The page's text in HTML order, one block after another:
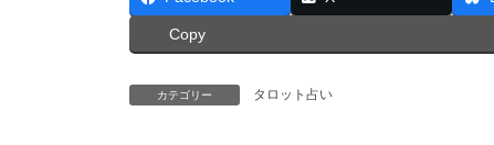
Copy
カテゴリー タロット占い